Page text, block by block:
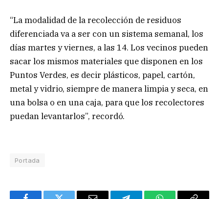
“La modalidad de la recolección de residuos
diferenciada va a ser con un sistema semanal, los
días martes y viernes, a las 14. Los vecinos pueden
sacar los mismos materiales que disponen en los
Puntos Verdes, es decir plásticos, papel, cartón,
metal y vidrio, siempre de manera limpia y seca, en
una bolsa o en una caja, para que los recolectores
puedan levantarlos”, recordó.
Portada